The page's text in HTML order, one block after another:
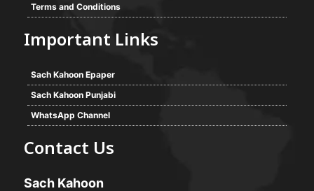
Terms and Conditions
Important Links
Sach Kahoon Epaper
Sach Kahoon Punjabi
WhatsApp Channel
Contact Us
Sach Kahoon